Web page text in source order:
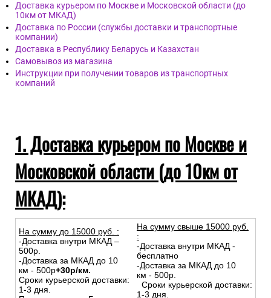
Доставка курьером по Москве и Московской области (до
10км от МКАД)
Доставка по России (службы доставки и транспортные
компании)
Доставка в Республику Беларусь и Казахстан
Самовывоз из магазина
Инструкции при получении товаров из транспортных
компаний
1. Доставка курьером по Москве и
Московской области (до 10км от
МКАД):
На сумму до 15000 руб. :
-Доставка внутри МКАД –
500р.
-Доставка за МКАД до 10
км - 500р+30р/км.
Сроки курьерской доставки:
1-3 дня.
На сумму свыше 15000 руб.
:
-Доставка внутри МКАД -
бесплатно
-Доставка за МКАД до 10
км - 500р.
Сроки курьерской доставки:
1-3 дня.